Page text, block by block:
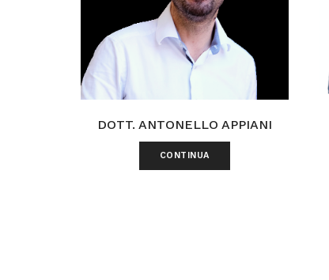
DOTT. ANTONELLO APPIANI
CONTINUA